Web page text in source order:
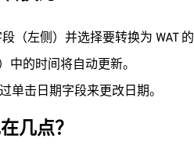
（左侧）并选择要转换为 WAT 的
中的时间将自动更新。
单击日期字段来更改日期。
几点？